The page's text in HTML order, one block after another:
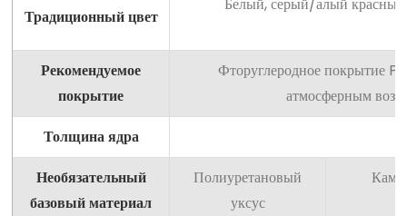
Традиционный цвет
Белый, серый/алый
Рекомендуемое
покрытие
Фторуглеродное покрытие
атмосферным
Толщина ядра
Необязательный
базовый материал
Полиуретановый
уксус